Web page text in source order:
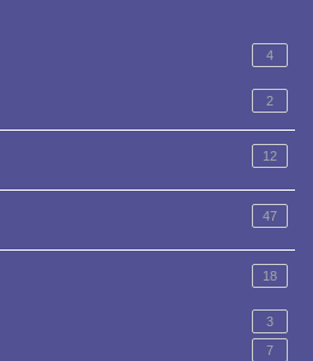
4
2
12
47
18
3
7